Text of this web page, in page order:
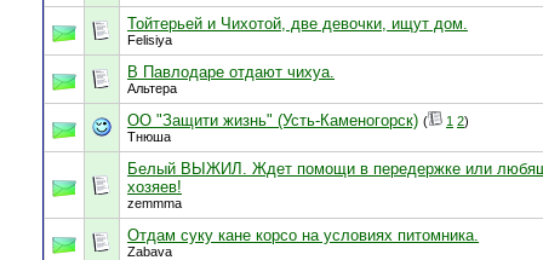
Тойтерьей и Чихотой, две девочки, ищут дом.
Felisiya
В Павлодаре отдают чихуа.
Альтера
ОО "Защити жизнь" (Усть-Каменогорск) ( 1 2)
Тнюша
Белый ВЫЖИЛ. Ждет помощи в передержке или
хозяев!
zemmma
Отдам суку кане корсо на условиях питомника.
Zabava